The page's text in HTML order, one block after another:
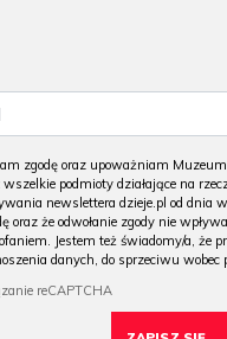
zgodę oraz upoważniam
podmioty działające na
newslettera dzieje.pl od dnia
oraz że odwołanie zgody nie
Jestem też świadomy/a, że
danych, do sprzeciwu wobec